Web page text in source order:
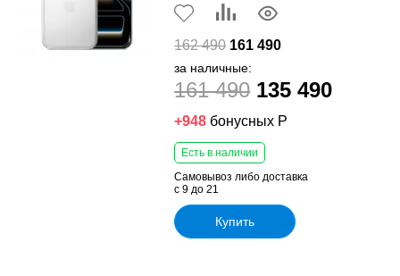
162 490 161 490
за наличные:
161 490 135 490
+948 бонусных Р
Есть в наличии
Самовывоз либо доставка
с 9 до 21
Купить